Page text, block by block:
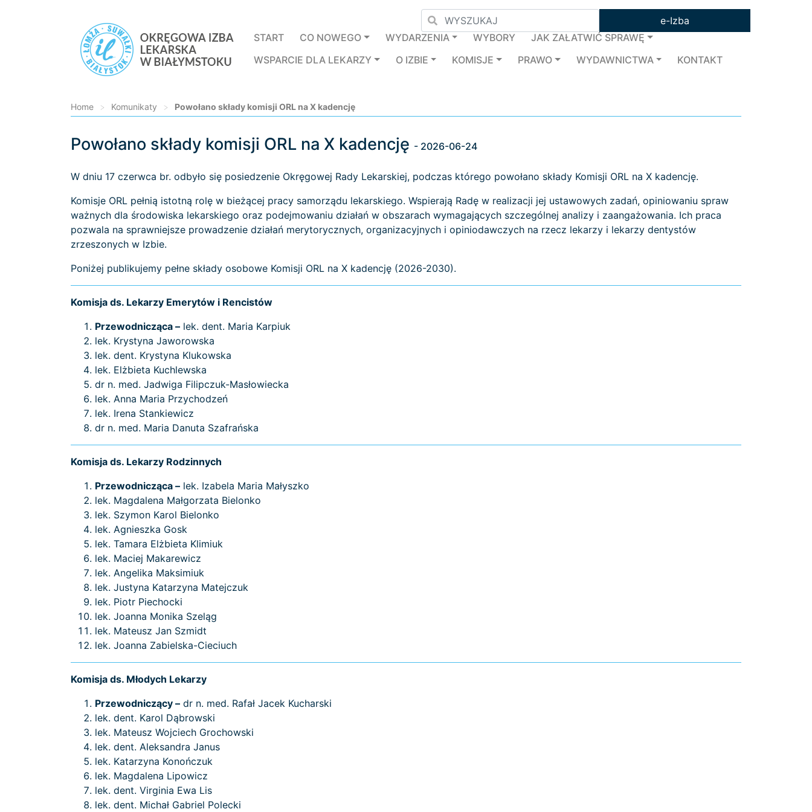
e-Izba
START
CO NOWEGO WYDARZENIA WYBORY
JAK ZAŁATWIĆ SPRAWĘ
WSPARCIE DLA LEKARZY
O IZBIE KOMISJE PRAWO WYDAWNICTWA KONTAKT
Home > Komunikaty > Powołano składy komisji ORL na X kadencję
Powołano składy komisji ORL na X kadencję - 2026-06-24
W dniu 17 czerwca br. odbyło się posiedzenie Okręgowej Rady Lekarskiej, podczas którego powołano składy Komisji ORL na X kadencję.
Komisje ORL pełnią istotną rolę w bieżącej pracy samorządu lekarskiego. Wspierają Radę w realizacji jej ustawowych zadań, opiniowaniu spraw
ważnych dla środowiska lekarskiego oraz podejmowaniu działań w obszarach wymagających szczególnej analizy i zaangażowania. Ich praca
pozwala na sprawniejsze prowadzenie działań merytorycznych, organizacyjnych i opiniodawczych na rzecz lekarzy i lekarzy dentystów
zrzeszonych w Izbie.
Poniżej publikujemy pełne składy osobowe Komisji ORL na X kadencję (2026-2030).
Komisja ds. Lekarzy Emerytów i Rencistów
Przewodnicząca – lek. dent. Maria Karpiuk
lek. Krystyna Jaworowska
lek. dent. Krystyna Klukowska
lek. Elżbieta Kuchlewska
dr n. med. Jadwiga Filipczuk-Masłowiecka
lek. Anna Maria Przychodzeń
lek. Irena Stankiewicz
dr n. med. Maria Danuta Szafrańska
Komisja ds. Lekarzy Rodzinnych
Przewodnicząca – lek. Izabela Maria Małyszko
lek. Magdalena Małgorzata Bielonko
lek. Szymon Karol Bielonko
lek. Agnieszka Gosk
lek. Tamara Elżbieta Klimiuk
lek. Maciej Makarewicz
lek. Angelika Maksimiuk
lek. Justyna Katarzyna Matejczuk
lek. Piotr Piechocki
lek. Joanna Monika Szeląg
lek. Mateusz Jan Szmidt
lek. Joanna Zabielska-Cieciuch
Komisja ds. Młodych Lekarzy
Przewodniczący – dr n. med. Rafał Jacek Kucharski
lek. dent. Karol Dąbrowski
lek. Mateusz Wojciech Grochowski
lek. dent. Aleksandra Janus
lek. Katarzyna Konończuk
lek. Magdalena Lipowicz
lek. dent. Virginia Ewa Lis
lek. dent. Michał Gabriel Polecki